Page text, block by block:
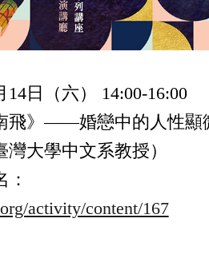
14日（六） 14:00-16:00
飛》——婚戀中的人性顯
灣大學中文系教授）
activity/content/167